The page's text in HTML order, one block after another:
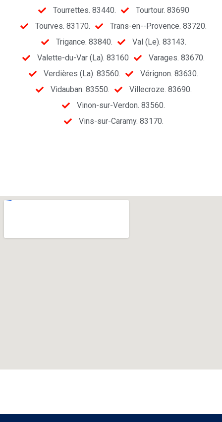
Tourrettes. 83440.
Tourtour. 83690
Tourves. 83170.
Trans-en--Provence. 83720.
Trigance. 83840.
Val (Le). 83143.
Valette-du-Var (La). 83160
Varages. 83670.
Verdières (La). 83560.
Vérignon. 83630.
Vidauban. 83550.
Villecroze. 83690.
Vinon-sur-Verdon. 83560.
Vins-sur-Caramy. 83170.